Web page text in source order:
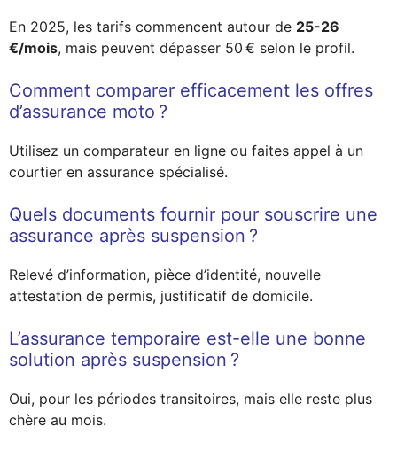
En 2025, les tarifs commencent autour de 25-26
€/mois, mais peuvent dépasser 50 € selon le profil.
Comment comparer efficacement les offres
d’assurance moto ?
Utilisez un comparateur en ligne ou faites appel à un
courtier en assurance spécialisé.
Quels documents fournir pour souscrire une
assurance après suspension ?
Relevé d’information, pièce d’identité, nouvelle
attestation de permis, justificatif de domicile.
L’assurance temporaire est-elle une bonne
solution après suspension ?
Oui, pour les périodes transitoires, mais elle reste plus
chère au mois.